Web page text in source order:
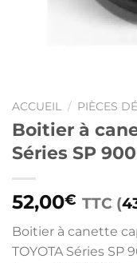
ACCUEIL / PIÈCES
Boitier à
Séries SP
52,00€ TTC (
Boitier à canette
TOYOTA Séries SP